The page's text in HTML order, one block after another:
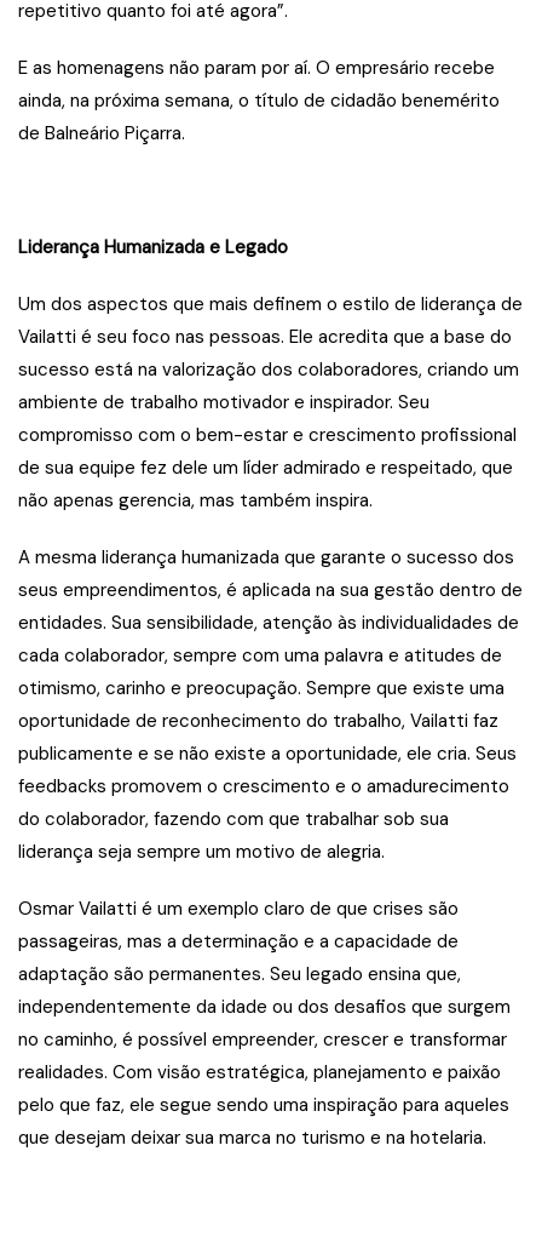
repetitivo quanto foi até agora”.
E as homenagens não param por aí. O empresário recebe
ainda, na próxima semana, o título de cidadão benemérito
de Balneário Piçarra.
Liderança Humanizada e Legado
Um dos aspectos que mais definem o estilo de liderança de
Vailatti é seu foco nas pessoas. Ele acredita que a base do
sucesso está na valorização dos colaboradores, criando um
ambiente de trabalho motivador e inspirador. Seu
compromisso com o bem-estar e crescimento profissional
de sua equipe fez dele um líder admirado e respeitado, que
não apenas gerencia, mas também inspira.
A mesma liderança humanizada que garante o sucesso dos
seus empreendimentos, é aplicada na sua gestão dentro de
entidades. Sua sensibilidade, atenção às individualidades de
cada colaborador, sempre com uma palavra e atitudes de
otimismo, carinho e preocupação. Sempre que existe uma
oportunidade de reconhecimento do trabalho, Vailatti faz
publicamente e se não existe a oportunidade, ele cria. Seus
feedbacks promovem o crescimento e o amadurecimento
do colaborador, fazendo com que trabalhar sob sua
liderança seja sempre um motivo de alegria.
Osmar Vailatti é um exemplo claro de que crises são
passageiras, mas a determinação e a capacidade de
adaptação são permanentes. Seu legado ensina que,
independentemente da idade ou dos desafios que surgem
no caminho, é possível empreender, crescer e transformar
realidades. Com visão estratégica, planejamento e paixão
pelo que faz, ele segue sendo uma inspiração para aqueles
que desejam deixar sua marca no turismo e na hotelaria.